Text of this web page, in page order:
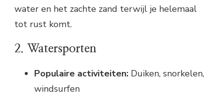
water en het zachte zand terwijl je helemaal
tot rust komt.
2. Watersporten
Populaire activiteiten: Duiken, snorkelen,
windsurfen